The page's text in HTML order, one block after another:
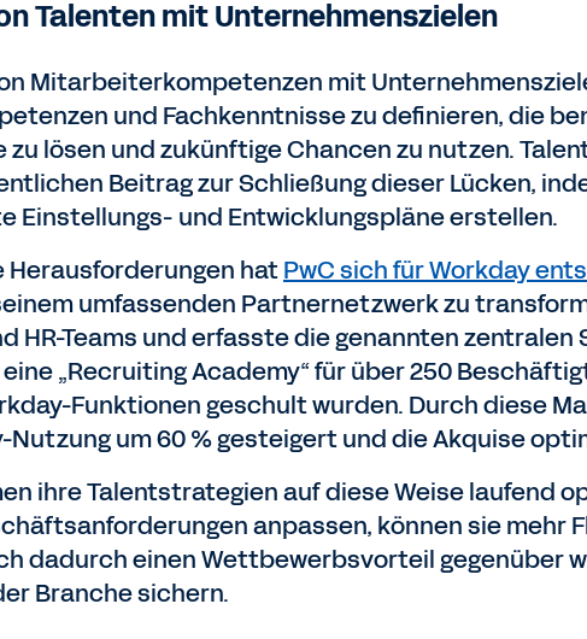
Talenten mit Unternehmenszielen
Mitarbeiterkompetenzen mit
und Fachkenntnisse zu definieren, die
lösen und zukünftige Chancen zu nutzen.
Beitrag zur Schließung dieser Lücken,
Einstellungs- und Entwicklungspläne erstellen.
Herausforderungen hatPwC sich für Workday
umfassenden Partnernetzwerk zu
HR-Teams und erfasste die genannten zentralen
„Recruiting Academy“ für über 250
Funktionen geschult wurden. Durch diese
um 60 % gesteigert und die Akquise
ihre Talentstrategien auf diese Weise laufend
anpassen, können sie mehr
dadurch einen Wettbewerbsvorteil gegenüber
Branche sichern.